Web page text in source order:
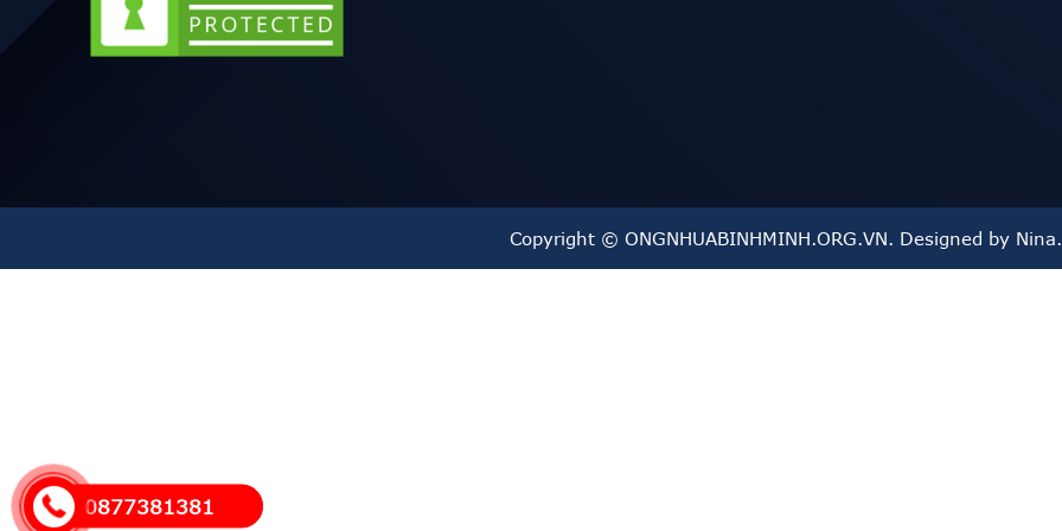
Copyright © ONGNHUABINHMINH.ORG.VN. Designed by
0877381381